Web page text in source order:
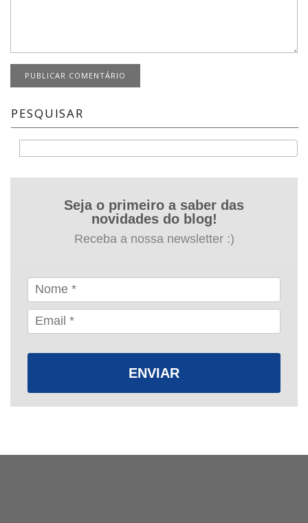
PESQUISAR
Seja o primeiro a saber das
novidades do blog!
Receba a nossa newsletter :)
ENVIAR